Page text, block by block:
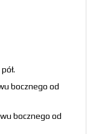
bocznego od
bocznego od